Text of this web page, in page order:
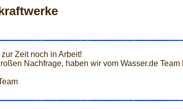
Zeit noch in Arbeit!
Nachfrage, haben wir vom Wasser.de